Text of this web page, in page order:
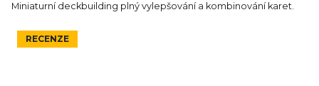
Miniaturní deckbuilding plný vylepšování a kombinování karet.
RECENZE